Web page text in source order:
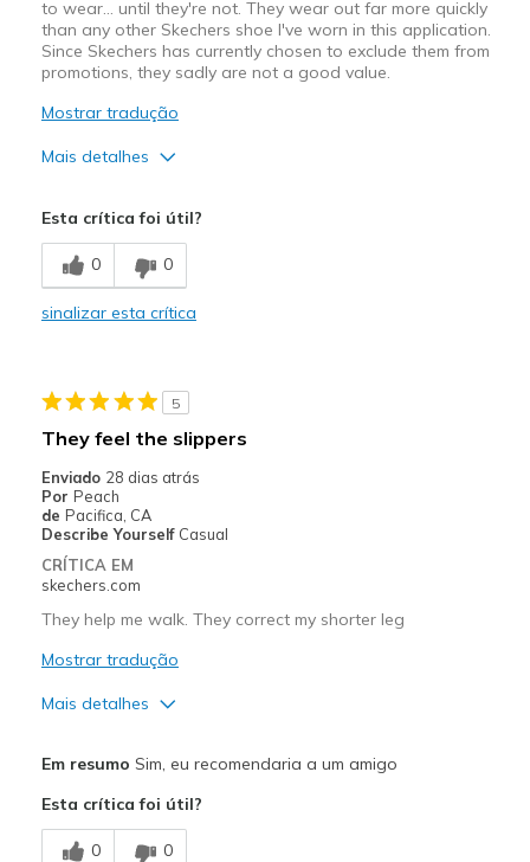
to wear… until they're not. They wear out far more quickly
than any other Skechers shoe I've worn in this application.
Since Skechers has currently chosen to exclude them from
promotions, they sadly are not a good value.
Mostrar tradução
Mais detalhes
Contras
Wear Out Quickly
Sizing
View On Shoes
Shoes are for Wearing
Esta crítica foi útil?
0 0
sinalizar esta crítica
5
They feel the slippers
Enviado 28 dias atrás
Por Peach
de Pacifica, CA
Describe Yourself Casual
CRÍTICA EM
skechers.com
They help me walk. They correct my shorter leg
Mostrar tradução
Mais detalhes
Comfortable
Em resumo Sim, eu recomendaria a um amigo
Esta crítica foi útil?
0 0